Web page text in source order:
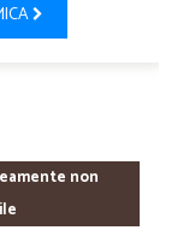
non